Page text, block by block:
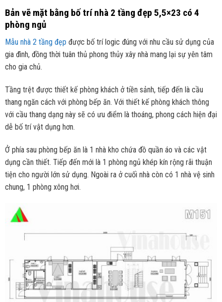
Bản vẽ mặt bằng bố trí nhà 2 tầng đẹp 5,5×23 có 4
phòng ngủ
Mẫu nhà 2 tầng đẹp được bố trí logic đúng với nhu cầu sử dụng của
gia đình, đồng thời tuân thủ phong thủy xây nhà mang lại sự yên tâm
cho gia chủ.
Tầng trệt được thiết kế phòng khách ở tiền sảnh, tiếp đến là cầu
thang ngăn cách với phòng bếp ăn. Với thiết kế phòng khách thông
với cầu thang dạng này sẽ có ưu điểm là thoáng, phong cách hiện đại
dễ bố trí vật dụng hơn.
Ở phía sau phòng bếp ăn là 1 nhà kho chứa đồ quần áo và các vật
dụng cần thiết. Tiếp đến mới là 1 phòng ngủ khép kín rộng rãi thuận
tiện cho người lớn sử dụng. Ngoài ra ở cuối nhà còn có 1 nhà vệ sinh
chung, 1 phòng xông hơi.